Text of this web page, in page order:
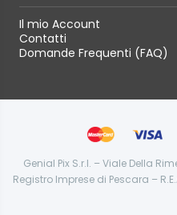
Il mio Account
Contatti
Domande Frequenti (FAQ)
Genial Pix S.r.l. – Viale Della
Registro Imprese di Pescara –